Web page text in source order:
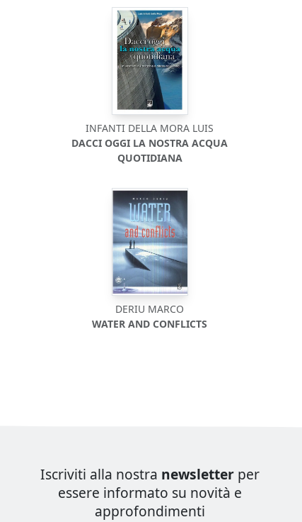
INFANTI DELLA MORA LUIS
DACCI OGGI LA NOSTRA ACQUA
QUOTIDIANA
DERIU MARCO
WATER AND CONFLICTS
Iscriviti alla nostra newsletter per
essere informato su novità e
approfondimenti